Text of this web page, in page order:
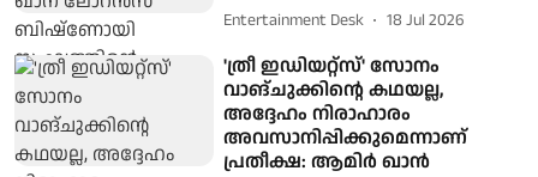
Entertainment Desk 18 Jul 2026
'ത്രീ ഇഡിയറ്റ്‌സ്' സോനം
വാങ്‌ചുക്കിന്റെ കഥയല്ല,
അദ്ദേഹം നിരാഹാരം
അവസാനിപ്പിക്കുമെന്നാണ്
പ്രതീക്ഷ: ആമിർ ഖാൻ